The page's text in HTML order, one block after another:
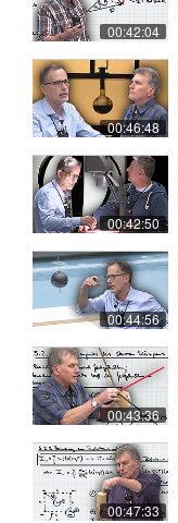
00:42:04
00:46:48
00:42:50
00:44:56
00:43:36
00:47:33